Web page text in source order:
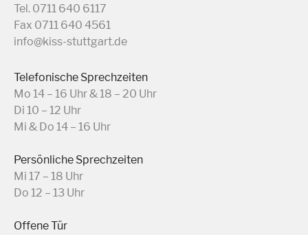
Tel. 0711 640 6117
Fax 0711 640 4561
info@kiss-stuttgart.de
Telefonische Sprechzeiten
Mo 14 – 16 Uhr & 18 – 20 Uhr
Di 10 – 12 Uhr
Mi & Do 14 – 16 Uhr
Persönliche Sprechzeiten
Mi 17 – 18 Uhr
Do 12 – 13 Uhr
Offene Tür